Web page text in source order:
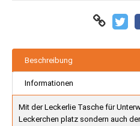
Beschreibung
Informationen
Mit der Leckerlie Tasche für
Leckerchen platz sondern auch